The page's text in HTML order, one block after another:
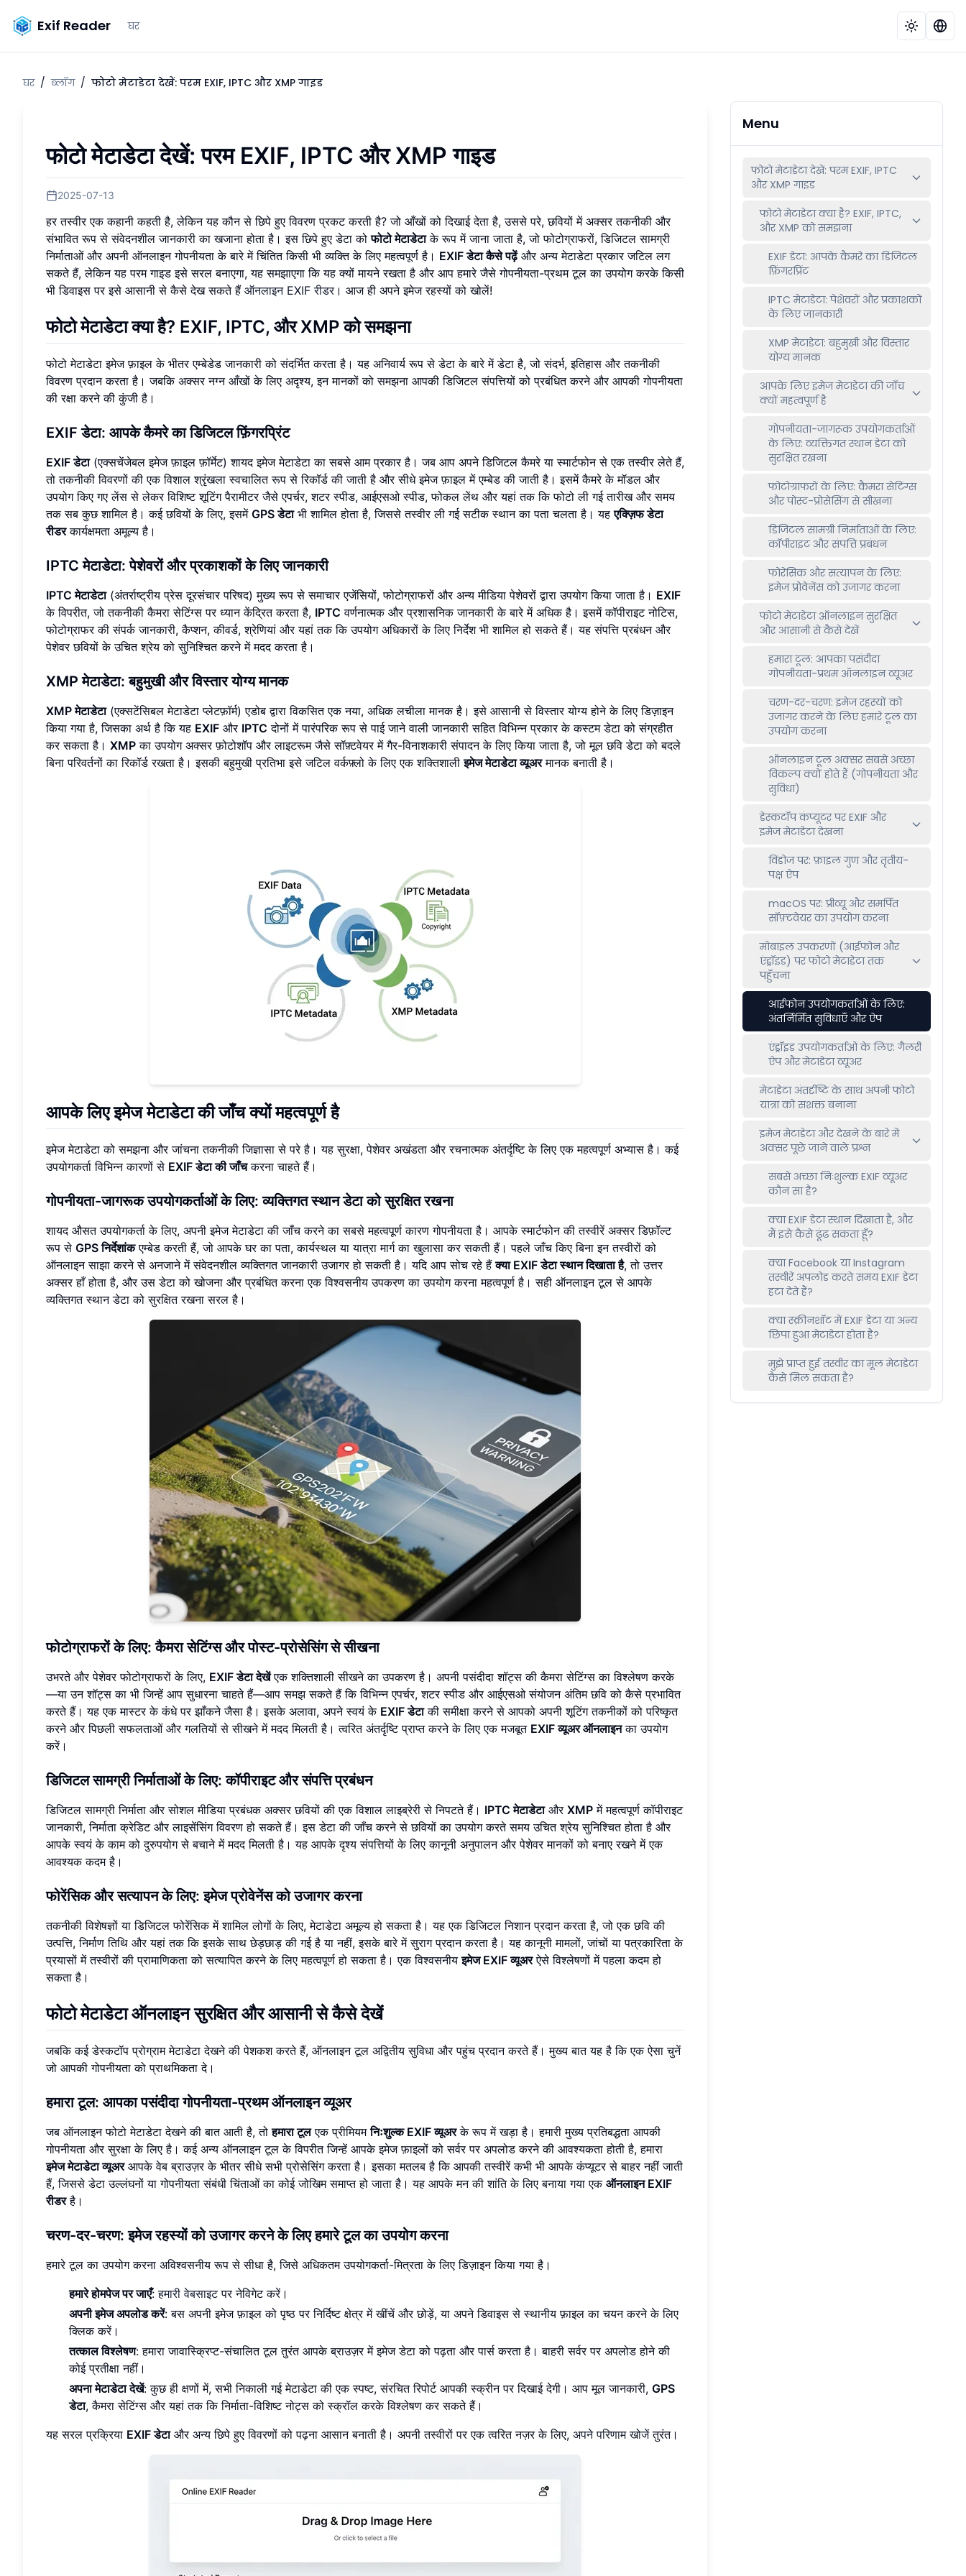
Exif Reader घर
घर / ब्लॉग / फोटो मेटाडेटा देखें: परम EXIF, IPTC और XMP गाइड
फोटो मेटाडेटा देखें: परम EXIF, IPTC औरXMP गाइड
2025-07-13
हर तस्वीर एक कहानी कहती है, लेकिन यह कौन से छिपे हुए विवरण प्रकट करती है? जो आँखों को दिखाई देता है, उससे परे, छवियों में अक्सर तकनीकी और
संभावित रूप से संवेदनशील जानकारी का खजाना होता है। इस छिपे हुए डेटा कोफोटो मेटाडेटाके रूप में जाना जाता है, जो फोटोग्राफरों, डिजिटल सामग्री
निर्माताओं और अपनी ऑनलाइन गोपनीयता के बारे में चिंतित किसी भी व्यक्ति के लिए महत्वपूर्ण है। EXIF डेटा कैसे पढ़ेंऔर अन्य मेटाडेटा प्रकार जटिल लग
सकते हैं, लेकिन यह परम गाइड इसे सरल बनाएगा, यह समझाएगा कि यह क्यों मायने रखता है और आप हमारे जैसे गोपनीयता-प्रथम टूल का उपयोग करके किसी
भी डिवाइस पर इसे आसानी से कैसे देख सकते हैं ऑनलाइन EXIF रीडर। आज ही अपने इमेज रहस्यों को खोलें!
फोटो मेटाडेटा क्या है? EXIF, IPTC, औरXMPको समझना
फोटो मेटाडेटा इमेज फ़ाइल के भीतर एम्बेडेड जानकारी को संदर्भित करता है। यह अनिवार्य रूप से डेटा के बारे में डेटा है, जो संदर्भ, इतिहास और तकनीकी
विवरण प्रदान करता है। जबकि अक्सर नग्न आँखों के लिए अदृश्य, इन मानकों को समझना आपकी डिजिटल संपत्तियों को प्रबंधित करने और आपकी गोपनीयता
की रक्षा करने की कुंजी है।
EXIF डेटा: आपके कैमरे का डिजिटल फ़िंगरप्रिंट
EXIF डेटा(एक्सचेंजेबल इमेज फ़ाइल फ़ॉर्मेट) शायद इमेज मेटाडेटा का सबसे आम प्रकार है। जब आप अपने डिजिटल कैमरे या स्मार्टफोन से एक तस्वीर लेते हैं,
तो तकनीकी विवरणों की एक विशाल श्रृंखला स्वचालित रूप से रिकॉर्ड की जाती है और सीधे इमेज फ़ाइल में एम्बेड की जाती है। इसमें कैमरे के मॉडल और
उपयोग किए गए लेंस से लेकर विशिष्ट शूटिंग पैरामीटर जैसे एपर्चर, शटर स्पीड, आईएसओ स्पीड, फोकल लेंथ और यहां तक कि फोटो ली गई तारीख और समय
तक सब कुछ शामिल है। कई छवियों के लिए, इसमें GPS डेटाभी शामिल होता है, जिससे तस्वीर ली गई सटीक स्थान का पता चलता है। यहएक्ज़िफ डेटा
रीडरकार्यक्षमता अमूल्य है।
IPTC मेटाडेटा: पेशेवरों और प्रकाशकों के लिए जानकारी
IPTC मेटाडेटा(अंतर्राष्ट्रीय प्रेस दूरसंचार परिषद) मुख्य रूप से समाचार एजेंसियों, फोटोग्राफरों और अन्य मीडिया पेशेवरों द्वारा उपयोग किया जाता है। EXIF
के विपरीत, जो तकनीकी कैमरा सेटिंग्स पर ध्यान केंद्रित करता है, IPTC वर्णनात्मक और प्रशासनिक जानकारी के बारे में अधिक है। इसमें कॉपीराइट नोटिस,
फोटोग्राफर की संपर्क जानकारी, कैप्शन, कीवर्ड, श्रेणियां और यहां तक कि उपयोग अधिकारों के लिए निर्देश भी शामिल हो सकते हैं। यह संपत्ति प्रबंधन और
पेशेवर छवियों के उचित श्रेय को सुनिश्चित करने में मदद करता है।
XMP मेटाडेटा: बहुमुखी और विस्तार योग्य मानक
XMP मेटाडेटा(एक्सटेंसिबल मेटाडेटा प्लेटफ़ॉर्म) एडोब द्वारा विकसित एक नया, अधिक लचीला मानक है। इसे आसानी से विस्तार योग्य होने के लिए डिज़ाइन
किया गया है, जिसका अर्थ है कि यह EXIF और IPTC दोनों में पारंपरिक रूप से पाई जाने वाली जानकारी सहित विभिन्न प्रकार के कस्टम डेटा को संग्रहीत
कर सकता है। XMP का उपयोग अक्सर फ़ोटोशॉप और लाइटरूम जैसे सॉफ़्टवेयर में गैर-विनाशकारी संपादन के लिए किया जाता है, जो मूल छवि डेटा को बदले
बिना परिवर्तनों का रिकॉर्ड रखता है। इसकी बहुमुखी प्रतिभा इसे जटिल वर्कफ़्लो के लिए एक शक्तिशालीइमेज मेटाडेटा व्यूअरमानक बनाती है।
आपके लिए इमेज मेटाडेटा की जाँच क्यों महत्वपूर्ण है
इमेज मेटाडेटा को समझना और जांचना तकनीकी जिज्ञासा से परे है। यह सुरक्षा, पेशेवर अखंडता और रचनात्मक अंतर्दृष्टि के लिए एक महत्वपूर्ण अभ्यास है। कई
उपयोगकर्ता विभिन्न कारणों से EXIF डेटा की जाँचकरना चाहते हैं।
गोपनीयता-जागरूक उपयोगकर्ताओं के लिए: व्यक्तिगत स्थान डेटा को सुरक्षित रखना
शायद औसत उपयोगकर्ता के लिए, अपनी इमेज मेटाडेटा की जाँच करने का सबसे महत्वपूर्ण कारण गोपनीयता है। आपके स्मार्टफोन की तस्वीरें अक्सर डिफ़ॉल्ट
रूप से GPS निर्देशांकएम्बेड करती हैं, जो आपके घर का पता, कार्यस्थल या यात्रा मार्ग का खुलासा कर सकती हैं। पहले जाँच किए बिना इन तस्वीरों को
ऑनलाइन साझा करने से अनजाने में संवेदनशील व्यक्तिगत जानकारी उजागर हो सकती है। यदि आप सोच रहे हैंक्या EXIF डेटा स्थान दिखाता है, तो उत्तर
अक्सर हाँ होता है, और उस डेटा को खोजना और प्रबंधित करना एक विश्वसनीय उपकरण का उपयोग करना महत्वपूर्ण है। सही ऑनलाइन टूल से आपके
व्यक्तिगत स्थान डेटा को सुरक्षित रखना सरल है।
फोटोग्राफरों के लिए: कैमरा सेटिंग्स और पोस्ट-प्रोसेसिंग से सीखना
उभरते और पेशेवर फोटोग्राफरों के लिए, EXIF डेटा देखेंएक शक्तिशाली सीखने का उपकरण है। अपनी पसंदीदा शॉट्स की कैमरा सेटिंग्स का विश्लेषण करके
—या उन शॉट्स का भी जिन्हें आप सुधारना चाहते हैं—आप समझ सकते हैं कि विभिन्न एपर्चर, शटर स्पीड और आईएसओ संयोजन अंतिम छवि को कैसे प्रभावित
करते हैं। यह एक मास्टर के कंधे पर झाँकने जैसा है। इसके अलावा, अपने स्वयं के EXIF डेटाकी समीक्षा करने से आपको अपनी शूटिंग तकनीकों को परिष्कृत
करने और पिछली सफलताओं और गलतियों से सीखने में मदद मिलती है। त्वरित अंतर्दृष्टि प्राप्त करने के लिए एक मजबूत EXIF व्यूअर ऑनलाइनका उपयोग
करें।
डिजिटल सामग्री निर्माताओं के लिए: कॉपीराइट और संपत्ति प्रबंधन
डिजिटल सामग्री निर्माता और सोशल मीडिया प्रबंधक अक्सर छवियों की एक विशाल लाइब्रेरी से निपटते हैं। IPTC मेटाडेटाऔर XMP में महत्वपूर्ण कॉपीराइट
जानकारी, निर्माता क्रेडिट और लाइसेंसिंग विवरण हो सकते हैं। इस डेटा की जाँच करने से छवियों का उपयोग करते समय उचित श्रेय सुनिश्चित होता है और
आपके स्वयं के काम को दुरुपयोग से बचाने में मदद मिलती है। यह आपके दृश्य संपत्तियों के लिए कानूनी अनुपालन और पेशेवर मानकों को बनाए रखने में एक
आवश्यक कदम है।
फोरेंसिक और सत्यापन के लिए: इमेज प्रोवेनेंस को उजागर करना
तकनीकी विशेषज्ञों या डिजिटल फोरेंसिक में शामिल लोगों के लिए, मेटाडेटा अमूल्य हो सकता है। यह एक डिजिटल निशान प्रदान करता है, जो एक छवि की
उत्पत्ति, निर्माण तिथि और यहां तक कि इसके साथ छेड़छाड़ की गई है या नहीं, इसके बारे में सुराग प्रदान करता है। यह कानूनी मामलों, जांचों या पत्रकारिता के
प्रयासों में तस्वीरों की प्रामाणिकता को सत्यापित करने के लिए महत्वपूर्ण हो सकता है। एक विश्वसनीयइमेज EXIF व्यूअरऐसे विश्लेषणों में पहला कदम हो
सकता है।
फोटो मेटाडेटा ऑनलाइन सुरक्षित और आसानी से कैसे देखें
जबकि कई डेस्कटॉप प्रोग्राम मेटाडेटा देखने की पेशकश करते हैं, ऑनलाइन टूल अद्वितीय सुविधा और पहुंच प्रदान करते हैं। मुख्य बात यह है कि एक ऐसा चुनें
जो आपकी गोपनीयता को प्राथमिकता दे।
हमारा टूल: आपका पसंदीदा गोपनीयता-प्रथम ऑनलाइन व्यूअर
जब ऑनलाइन फोटो मेटाडेटा देखने की बात आती है, तोहमारा टूलएक प्रीमियमनिःशुल्क EXIF व्यूअरके रूप में खड़ा है। हमारी मुख्य प्रतिबद्धता आपकी
गोपनीयता और सुरक्षा के लिए है। कई अन्य ऑनलाइन टूल के विपरीत जिन्हें आपके इमेज फ़ाइलों को सर्वर पर अपलोड करने की आवश्यकता होती है, हमारा
इमेज मेटाडेटा व्यूअरआपके वेब ब्राउज़र के भीतर सीधे सभी प्रोसेसिंग करता है। इसका मतलब है कि आपकी तस्वीरें कभी भी आपके कंप्यूटर से बाहर नहीं जाती
हैं, जिससे डेटा उल्लंघनों या गोपनीयता संबंधी चिंताओं का कोई जोखिम समाप्त हो जाता है। यह आपके मन की शांति के लिए बनाया गया एक ऑनलाइन EXIF
रीडरहै।
चरण-दर-चरण: इमेज रहस्यों को उजागर करने के लिए हमारे टूल का उपयोग करना
हमारे टूल का उपयोग करना अविश्वसनीय रूप से सीधा है, जिसे अधिकतम उपयोगकर्ता-मित्रता के लिए डिज़ाइन किया गया है।
हमारे होमपेज पर जाएँ:हमारी वेबसाइटपर नेविगेट करें।
अपनी इमेज अपलोड करें: बस अपनी इमेज फ़ाइल को पृष्ठ पर निर्दिष्ट क्षेत्र में खींचें और छोड़ें, या अपने डिवाइस से स्थानीय फ़ाइल का चयन करने के लिए
क्लिक करें।
तत्काल विश्लेषण: हमारा जावास्क्रिप्ट-संचालित टूल तुरंत आपके ब्राउज़र में इमेज डेटा को पढ़ता और पार्स करता है। बाहरी सर्वर पर अपलोड होने की
कोई प्रतीक्षा नहीं।
अपना मेटाडेटा देखें: कुछ ही क्षणों में, सभी निकाली गई मेटाडेटा की एक स्पष्ट, संरचित रिपोर्ट आपकी स्क्रीन पर दिखाई देगी। आप मूल जानकारी, GPS
डेटा, कैमरा सेटिंग्स और यहां तक कि निर्माता-विशिष्ट नोट्स को स्क्रॉल करके विश्लेषण कर सकते हैं।
यह सरल प्रक्रिया EXIF डेटाऔर अन्य छिपे हुए विवरणों को पढ़ना आसान बनाती है। अपनी तस्वीरों पर एक त्वरित नज़र के लिए, अपने परिणाम खोजेंतुरंत।
Menu
फोटो मेटाडेटा देखें: परम EXIF, IPTC
और XMP गाइड
फोटो मेटाडेटा क्या है? EXIF, IPTC,
और XMP को समझना
EXIF डेटा: आपके कैमरे का डिजिटल
फ़िंगरप्रिंट
IPTC मेटाडेटा: पेशेवरों और प्रकाशकों
के लिए जानकारी
XMP मेटाडेटा: बहुमुखी और विस्तार
योग्य मानक
आपके लिए इमेज मेटाडेटा की जाँच
क्यों महत्वपूर्ण है
गोपनीयता-जागरूक उपयोगकर्ताओं
के लिए: व्यक्तिगत स्थान डेटा को
सुरक्षित रखना
फोटोग्राफरों के लिए: कैमरा सेटिंग्स
और पोस्ट-प्रोसेसिंग से सीखना
डिजिटल सामग्री निर्माताओं के लिए:
कॉपीराइट और संपत्ति प्रबंधन
फोरेंसिक और सत्यापन के लिए:
इमेज प्रोवेनेंस को उजागर करना
फोटो मेटाडेटा ऑनलाइन सुरक्षित
और आसानी से कैसे देखें
हमारा टूल: आपका पसंदीदा
गोपनीयता-प्रथम ऑनलाइन व्यूअर
चरण-दर-चरण: इमेज रहस्यों को
उजागर करने के लिए हमारे टूल का
उपयोग करना
ऑनलाइन टूल अक्सर सबसे अच्छा
विकल्प क्यों होते हैं (गोपनीयता और
सुविधा)
डेस्कटॉप कंप्यूटर पर EXIF और
इमेज मेटाडेटा देखना
विंडोज पर: फ़ाइल गुण और तृतीय-
पक्ष ऐप
macOS पर: प्रीव्यू और समर्पित
सॉफ़्टवेयर का उपयोग करना
मोबाइल उपकरणों (आईफोन और
एंड्रॉइड) पर फोटो मेटाडेटा तक
पहुँचना
आईफोन उपयोगकर्ताओं के लिए:
अंतर्निर्मित सुविधाएँ और ऐप
एंड्रॉइड उपयोगकर्ताओं के लिए: गैलरी
ऐप और मेटाडेटा व्यूअर
मेटाडेटा अंतर्दृष्टि के साथ अपनी फोटो
यात्रा को सशक्त बनाना
इमेज मेटाडेटा और देखने के बारे में
अक्सर पूछे जाने वाले प्रश्न
सबसे अच्छा निःशुल्क EXIF व्यूअर
कौन सा है?
क्या EXIF डेटा स्थान दिखाता है, और
मैं इसे कैसे ढूंढ सकता हूँ?
क्या Facebook या Instagram
तस्वीरें अपलोड करते समय EXIF डेटा
हटा देते हैं?
क्या स्क्रीनशॉट में EXIF डेटा या अन्य
छिपा हुआ मेटाडेटा होता है?
मुझे प्राप्त हुई तस्वीर का मूल मेटाडेटा
कैसे मिल सकता है?